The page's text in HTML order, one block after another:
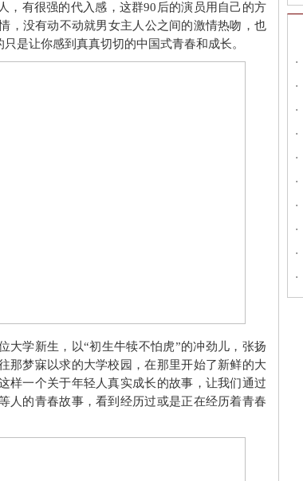
，有很强的代入感，这群90后的演员用自己的方
，没有动不动就男女主人公之间的激情热吻，也
是让你感到真真切切的中国式青春和成长。
大学新生，以“初生牛犊不怕虎”的冲劲儿，张扬
那梦寐以求的大学校园，在那里开始了新鲜的大
样一个关于年轻人真实成长的故事，让我们通过
人的青春故事，看到经历过或是正在经历着青春